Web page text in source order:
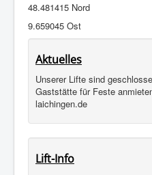
48.481415 Nord
9.659045 Ost
Aktuelles
Unserer Lifte sind
Gaststätte für Feste
laichingen.de
Lift-Info